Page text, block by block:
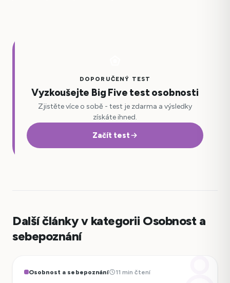
DOPORUČENÝ TEST
Vyzkoušejte Big Five test osobnosti
Zjistěte více o sobě - test je zdarma a výsledky
získáte ihned.
Začít test
Další články v kategorii Osobnost a
sebepoznání
Osobnost a sebepoznání 11 min čtení